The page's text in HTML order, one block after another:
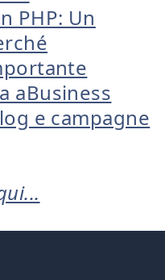
PHP: Un
aBusiness
e campagne